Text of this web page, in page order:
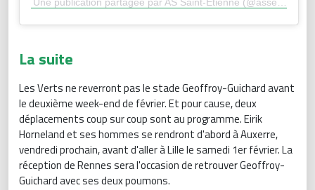
La suite
Les Verts ne reverront pas le stade Geoffroy-Guichard avant
le deuxième week-end de février. Et pour cause, deux
déplacements coup sur coup sont au programme. Eirik
Horneland et ses hommes se rendront d'abord à Auxerre,
vendredi prochain, avant d'aller à Lille le samedi 1er février. La
réception de Rennes sera l'occasion de retrouver Geoffroy-
Guichard avec ses deux poumons.